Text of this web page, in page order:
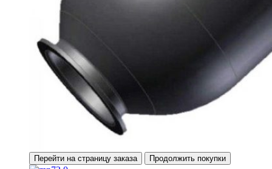
Перейти на страницу заказа Продолжить покупки